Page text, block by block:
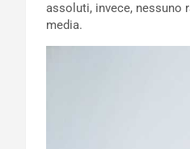
assoluti, invece, nessuno
media.